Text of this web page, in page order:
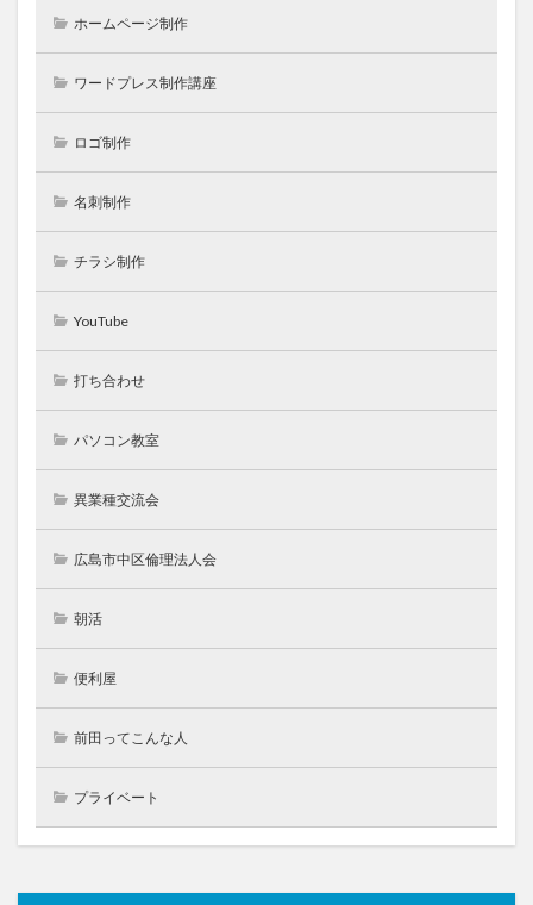
ホームページ制作
ワードプレス制作講座
ロゴ制作
名刺制作
チラシ制作
YouTube
打ち合わせ
パソコン教室
異業種交流会
広島市中区倫理法人会
朝活
便利屋
前田ってこんな人
プライベート